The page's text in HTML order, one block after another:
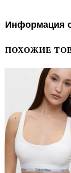
Информация
ПОХОЖИЕ